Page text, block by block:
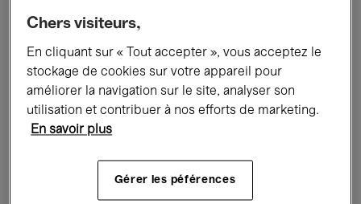
Expositions Films Performances
Rencontres & Débats Jazz
Musique électronique
Chers visiteurs,
En cliquant sur « Tout accepter », vous acceptez le
stockage de cookies sur votre appareil pour
améliorer la navigation sur le site, analyser son
utilisation et contribuer à nos efforts de marketing.
En savoir plus
Gérer les péférences